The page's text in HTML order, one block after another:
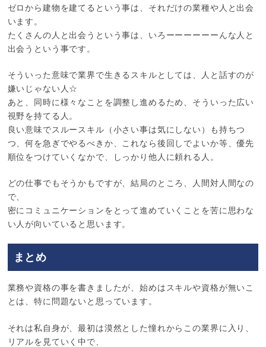
ゼロから建物を建てるという事は、それだけの業種や人と出会
います。
たくさんの人と出会うという事は、いろーーーーーーんな人と
出会うという事です。
そういった意味で業界で生きるスキルとしては、人と話すのが
嫌いじゃない人☆
あと、同時に様々なことを調整し進めるため、そういった広い
視野を持てる人。
良い意味でスルースキル（小さい事は気にしない）も持ちつ
つ、何を急ぎでやるべきか、これなら後回しでよいか等、優先
順位をつけていくなかで、しっかり他人に頼れる人。
どの仕事でもそうかもですが、結局のところ、人間対人間なの
で、
密にコミュニケーションをとって進めていくことを苦に思わな
い人が向いていると思います。
まとめ
業務や資格の事を書きましたが、始めはスキルや資格が無いこ
とは、特に問題ないと思っています。
それは私自身が、最初は漠然とした憧れからこの業界に入り、
リアルを見ていく中で、